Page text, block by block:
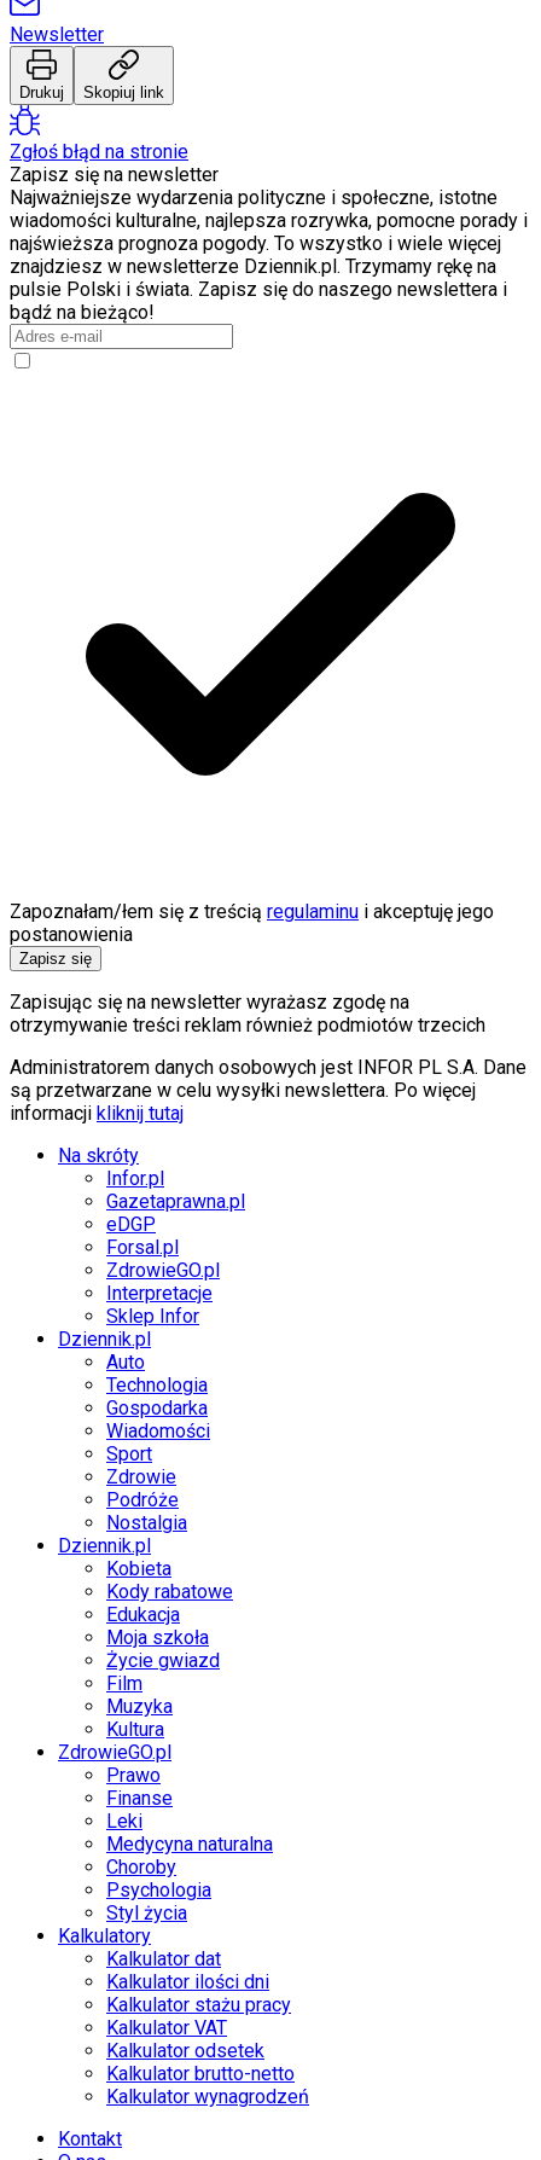
Moja szkoła
Pogoda
Moto
Zdrowie
Choroby
Profilaktyka
Diety
Nieruchomości
Budowa i remont
Architektura i design
Kupno i wynajem
Film
Muzyka
Aktualności
Recenzje
Zapowiedzi
Aktualności
Numerologia
Sennik
Kody rabatowe
Forsal.pl
INFOR.pl
Newsletter
Drukuj Skopiuj link
Zgłoś błąd na stronie
Zapisz się na newsletter
Najważniejsze wydarzenia polityczne i społeczne, istotne
wiadomości kulturalne, najlepsza rozrywka, pomocne porady i
najświeższa prognoza pogody. To wszystko i wiele więcej
znajdziesz w newsletterze Dziennik.pl. Trzymamy rękę na
pulsie Polski i świata. Zapisz się do naszego newslettera i
bądź na bieżąco!
Zapoznałam/łem się z treścią regulaminu i akceptuję jego
postanowienia
Zapisz się
Zapisując się na newsletter wyrażasz zgodę na
otrzymywanie treści reklam również podmiotów trzecich
Administratorem danych osobowych jest INFOR PL S.A. Dane
są przetwarzane w celu wysyłki newslettera. Po więcej
informacji kliknij tutaj
Na skróty
Infor.pl
Gazetaprawna.pl
eDGP
Forsal.pl
ZdrowieGO.pl
Interpretacje
Sklep Infor
Dziennik.pl
Auto
Technologia
Gospodarka
Wiadomości
Sport
Zdrowie
Podróże
Nostalgia
Dziennik.pl
Kobieta
Kody rabatowe
Edukacja
Moja szkoła
Życie gwiazd
Film
Muzyka
Kultura
ZdrowieGO.pl
Prawo
Finanse
Leki
Medycyna naturalna
Choroby
Psychologia
Styl życia
Kalkulatory
Kalkulator dat
Kalkulator ilości dni
Kalkulator stażu pracy
Kalkulator VAT
Kalkulator odsetek
Kalkulator brutto-netto
Kalkulator wynagrodzeń
Kontakt